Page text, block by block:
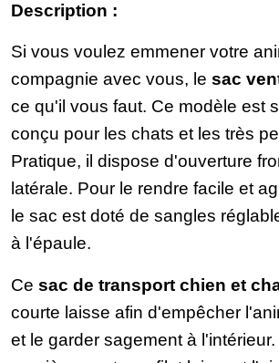
Description :
Si vous voulez emmener votre
compagnie avec vous, le sac
ce qu'il vous faut. Ce modèle est
conçu pour les chats et les très
Pratique, il dispose d'ouverture
latérale. Pour le rendre facile et
le sac est doté de sangles
à l'épaule.
Ce sac de transport chien et
courte laisse afin d'empêcher
et le garder sagement à l'intérieur.